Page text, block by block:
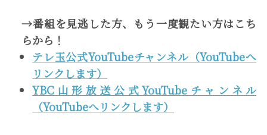
→番組を見逃した方、もう一度観たい方はこち
らから！
テレ玉公式YouTubeチャンネル（YouTubeへ
リンクします）
YBC山形放送公式YouTubeチャンネル
（YouTubeへリンクします）